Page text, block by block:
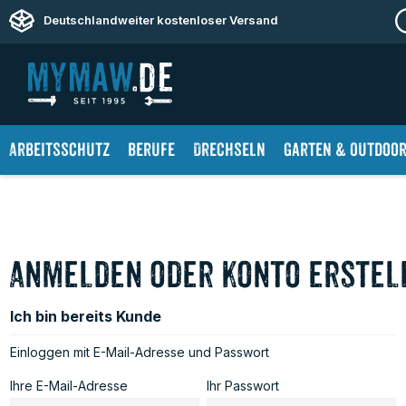
Zur Hauptnavigation springen
Deutschlandweiter kostenloser Versand
Arbeitsschutz Berufe Drechseln Garten & Outdoor
Anmelden oder Konto
Ich bin bereits Kunde
Einloggen mit E-Mail-Adresse und Passwort
Ihre E-Mail-Adresse Ihr Passwort